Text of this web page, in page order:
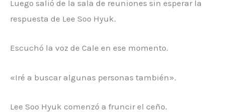
Luego salió de la sala de reuniones sin esperar la
respuesta de Lee Soo Hyuk.
Escuchó la voz de Cale en ese momento.
«Iré a buscar algunas personas también».
Lee Soo Hyuk comenzó a fruncir el ceño.